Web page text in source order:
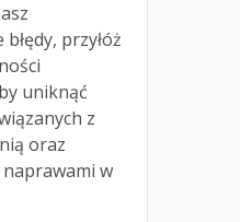
przyłóż
uniknąć
z
oraz
w